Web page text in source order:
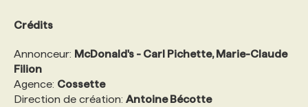
Crédits
Annonceur: McDonald's - Carl Pichette, Marie-Claude
Filion
Agence: Cossette
Direction de création: Antoine Bécotte